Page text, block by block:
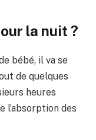
la nuit ?
bébé, il va se
de quelques
heures
l’absorption des